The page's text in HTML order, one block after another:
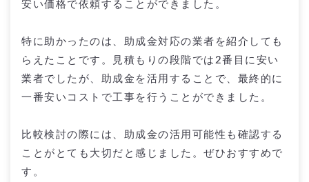
安い価格で依頼することができました。
特に助かったのは、助成金対応の業者を紹介しても
らえたことです。見積もりの段階では2番目に安い
業者でしたが、助成金を活用することで、最終的に
一番安いコストで工事を行うことができました。
比較検討の際には、助成金の活用可能性も確認する
ことがとても大切だと感じました。ぜひおすすめで
す。